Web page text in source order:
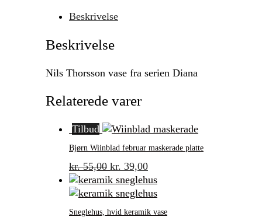
serien
antal
Beskrivelse
Beskrivelse
Nils Thorsson vase fra serien Diana
Relaterede varer
Tilbud
Bjørn Wiinblad februar maskerade platte
kr.55,00 Original
price
was:
kr. 55,00.
kr. 39,00Current
price
is:
kr. 39,00.
Sneglehus, hvid keramik vase